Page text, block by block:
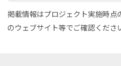
掲載情報はプロジェクト実施時点
のウェブサイト等でご確認くださ